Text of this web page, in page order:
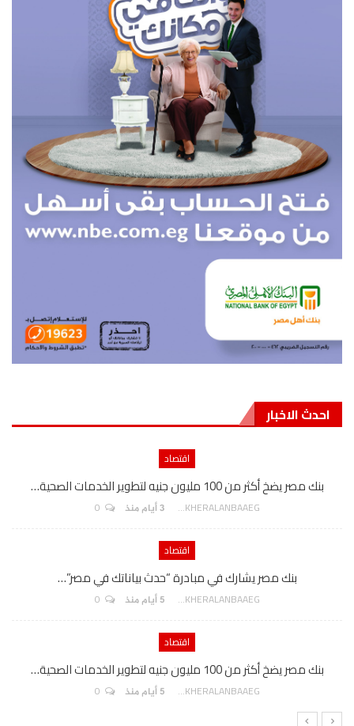
احدث الاخبار
اقتصاد
بنك مصر يضخ أكثر من 100 مليون جنيه لتطوير الخدمات الصحية…
AKHERALANBAAEG 3 أيام منذ
اقتصاد
بنك مصر يشارك في مبادرة “حدث بياناتك في مصر”…
AKHERALANBAAEG 5 أيام منذ
اقتصاد
بنك مصر يضخ أكثر من 100 مليون جنيه لتطوير الخدمات الصحية…
AKHERALANBAAEG 5 أيام منذ